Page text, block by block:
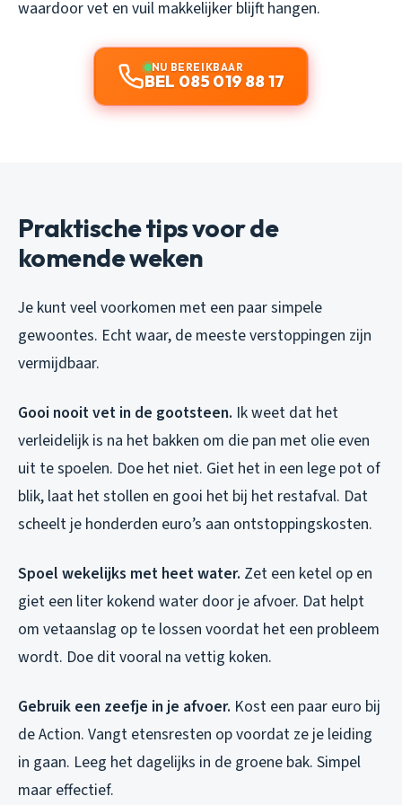
waardoor vet en vuil makkelijker blijft hangen.
NU BEREIKBAAR
BEL 085 019 88 17
Praktische tips voor de
komende weken
Je kunt veel voorkomen met een paar simpele
gewoontes. Echt waar, de meeste verstoppingen zijn
vermijdbaar.
Gooi nooit vet in de gootsteen. Ik weet dat het
verleidelijk is na het bakken om die pan met olie even
uit te spoelen. Doe het niet. Giet het in een lege pot of
blik, laat het stollen en gooi het bij het restafval. Dat
scheelt je honderden euro’s aan ontstoppingskosten.
Spoel wekelijks met heet water. Zet een ketel op en
giet een liter kokend water door je afvoer. Dat helpt
om vetaanslag op te lossen voordat het een probleem
wordt. Doe dit vooral na vettig koken.
Gebruik een zeefje in je afvoer. Kost een paar euro bij
de Action. Vangt etensresten op voordat ze je leiding
in gaan. Leeg het dagelijks in de groene bak. Simpel
maar effectief.